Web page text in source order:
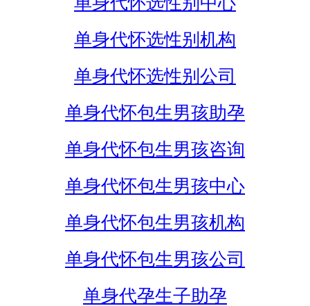
单身代怀选性别机构
单身代怀选性别公司
单身代怀包生男孩助孕
单身代怀包生男孩咨询
单身代怀包生男孩中心
单身代怀包生男孩机构
单身代怀包生男孩公司
单身代孕生子助孕